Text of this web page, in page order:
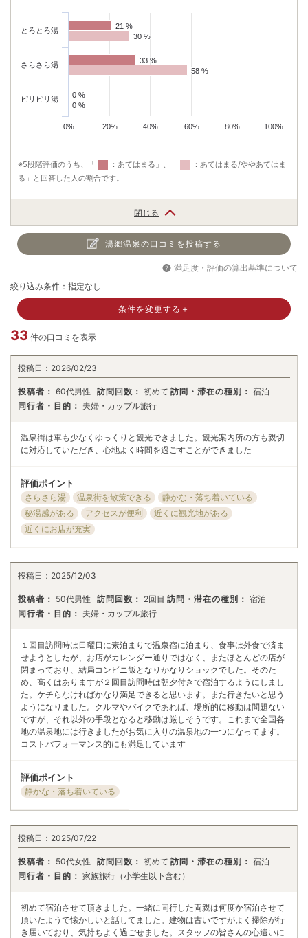
21 %
21 %
33 %
33 %
0 %
0 %
30 %
30 %
58 %
58 %
0 %
0 %
0% 20% 40% 60% 80% 100%
とろとろ湯
さらさら湯
ピリピリ湯
※5段階評価のうち、「 ：あてはまる」、「
：あてはまる/ややあてはま
る」と回答した人の割合です。
閉じる
湯郷温泉の口コミを投稿する
満足度・評価の算出基準について
絞り込み条件：指定なし
条件を変更する＋
33 件の口コミを表示
投稿日： 2026/02/23
投稿者： 60代男性 訪問回数： 初めて 訪問・滞在の種別： 宿泊
同行者・目的： 夫婦・カップル旅行
温泉街は車も少なくゆっくりと観光できました。観光案内所の方も親切
に対応していただき、心地よく時間を過ごすことができました
評価ポイント
さらさら湯 温泉街を散策できる
静かな・落ち着いている
秘湯感がある
アクセスが便利
近くに観光地がある
近くにお店が充実
投稿日： 2025/12/03
投稿者： 50代男性 訪問回数： 2回目 訪問・滞在の種別： 宿泊
同行者・目的： 夫婦・カップル旅行
１回目訪問時は日曜日に素泊まりで温泉宿に泊まり、食事は外食で済ま
せようとしたが、お店がカレンダー通りではなく、またほとんどの店が
閉まっており、結局コンビニ飯となりかなりショックでした。そのた
め、高くはありますが２回目訪問時は朝夕付きで宿泊するようにしまし
た。ケチらなければかなり満足できると思います。また行きたいと思う
ようになりました。クルマやバイクであれば、場所的に移動は問題ない
ですが、それ以外の手段となると移動は厳しそうです。これまで全国各
地の温泉地には行きましたがお気に入りの温泉地の一つになってます。
コストパフォーマンス的にも満足しています
評価ポイント
静かな・落ち着いている
投稿日： 2025/07/22
投稿者： 50代女性 訪問回数： 初めて 訪問・滞在の種別： 宿泊
同行者・目的： 家族旅行（小学生以下含む）
初めて宿泊させて頂きました。一緒に同行した両親は何度か宿泊させて
頂いたようで懐かしいと話してました。建物は古いですがよく掃除が行
き届いており、気持ちよく過ごせました。スタッフの皆さんの心遣いに